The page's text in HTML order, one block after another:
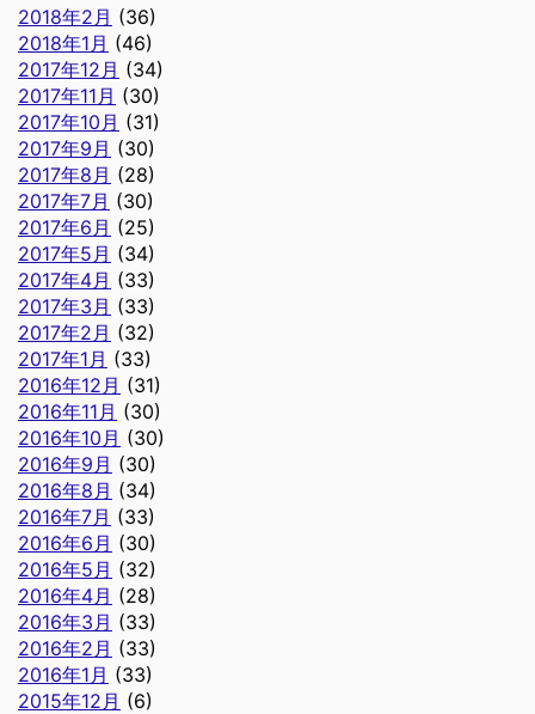
2018年2月 (36)
2018年1月 (46)
2017年12月 (34)
2017年11月 (30)
2017年10月 (31)
2017年9月 (30)
2017年8月 (28)
2017年7月 (30)
2017年6月 (25)
2017年5月 (34)
2017年4月 (33)
2017年3月 (33)
2017年2月 (32)
2017年1月 (33)
2016年12月 (31)
2016年11月 (30)
2016年10月 (30)
2016年9月 (30)
2016年8月 (34)
2016年7月 (33)
2016年6月 (30)
2016年5月 (32)
2016年4月 (28)
2016年3月 (33)
2016年2月 (33)
2016年1月 (33)
2015年12月 (6)